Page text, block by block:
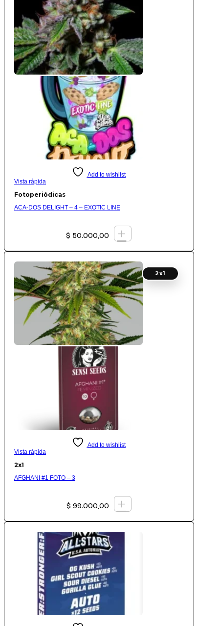
Add to wishlist
Vista rápida
Fotoperiódicas
ACA-DOS DELIGHT – 4 – EXOTIC LINE
$ 50.000,00 +
2x1
Add to wishlist
Vista rápida
2x1
AFGHANI #1 FOTO – 3
$ 99.000,00 +